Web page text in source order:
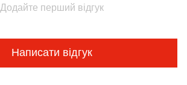
Додайте перший відгук
Написати відгук